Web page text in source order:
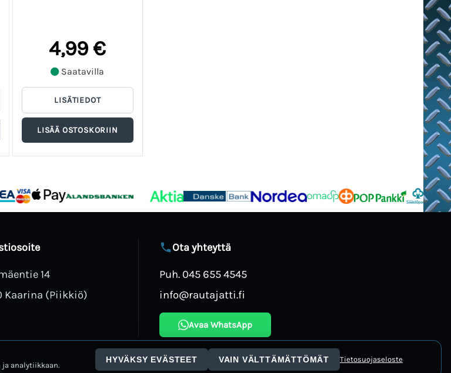
4,99 €
Saatavilla
14
Kaarina (Piikkiö)
Ota yhteyttä
Puh. 045 655 4545
info@rautajatti.fi
Avaa WhatsApp
© 2026 Rautajätti.fi
analytiikkaan.
HYVÄKSY EVÄSTEET VAIN VÄLTTÄMÄTTÖMÄT Tietosuojaseloste